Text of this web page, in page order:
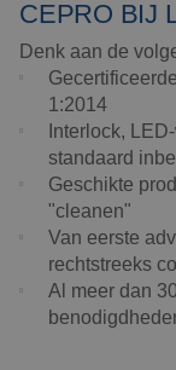
CEPRO BIJ
Denk aan de
1:2014
Interlock,
standaard
Geschikte
"cleanen"
Van eerste
rechtstreeks
Al meer dan